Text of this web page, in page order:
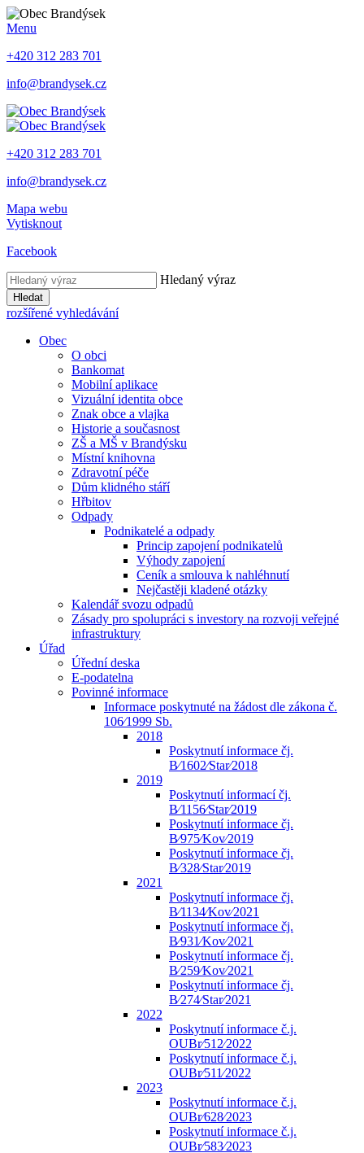
Menu
+420 312 283 701
info@brandysek.cz
+420 312 283 701
info@brandysek.cz
Mapa webu
Vytisknout
Facebook
Hledaný výraz
Hledat
rozšířené vyhledávání
Obec
O obci
Bankomat
Mobilní aplikace
Vizuální identita obce
Znak obce a vlajka
Historie a současnost
ZŠ a MŠ v Brandýsku
Místní knihovna
Zdravotní péče
Dům klidného stáří
Hřbitov
Odpady
Podnikatelé a odpady
Princip zapojení podnikatelů
Výhody zapojení
Ceník a smlouva k nahléhnutí
Nejčastěji kladené otázky
Kalendář svozu odpadů
Zásady pro spolupráci s investory na rozvoji veřejné
infrastruktury
Úřad
Úřední deska
E-podatelna
Povinné informace
Informace poskytnuté na žádost dle zákona č.
106⁄1999 Sb.
2018
Poskytnutí informace čj.
B⁄1602⁄Star⁄2018
2019
Poskytnutí informací čj.
B⁄1156⁄Star⁄2019
Poskytnutí informace čj.
B⁄975⁄Kov⁄2019
Poskytnutí informace čj.
B⁄328⁄Star⁄2019
2021
Poskytnutí informace čj.
B⁄1134⁄Kov⁄2021
Poskytnutí informace čj.
B⁄931⁄Kov⁄2021
Poskytnutí informace čj.
B⁄259⁄Kov⁄2021
Poskytnutí informace čj.
B⁄274⁄Star⁄2021
2022
Poskytnutí informace č.j.
OUBr⁄512⁄2022
Poskytnutí informace č.j.
OUBr⁄511⁄2022
2023
Poskytnutí informace č.j.
OUBr⁄628⁄2023
Poskytnutí informace č.j.
OUBr⁄583⁄2023